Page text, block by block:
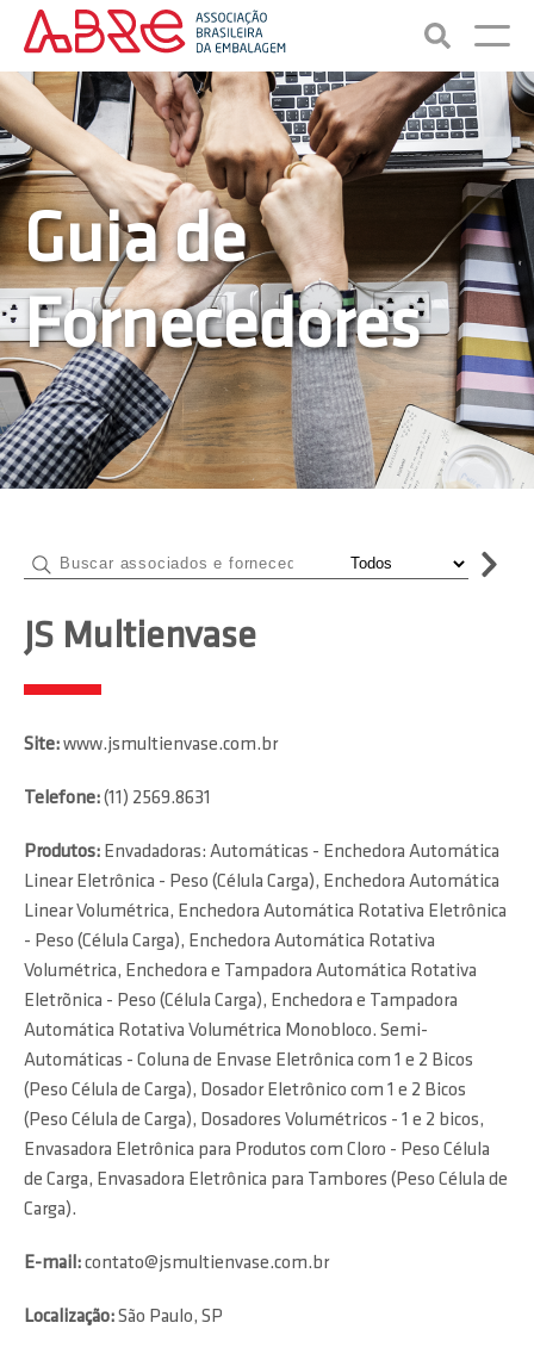
Guia de
Fornecedores
JS Multienvase
Site:www.jsmultienvase.com.br
Telefone:(11) 2569.8631
Produtos: Envadadoras: Automáticas - Enchedora Automática
Linear Eletrônica - Peso (Célula Carga), Enchedora Automática
Linear Volumétrica, Enchedora Automática Rotativa Eletrônica
- Peso (Célula Carga), Enchedora Automática Rotativa
Volumétrica, Enchedora e Tampadora Automática Rotativa
Eletrõnica - Peso (Célula Carga), Enchedora e Tampadora
Automática Rotativa Volumétrica Monobloco. Semi-
Automáticas - Coluna de Envase Eletrônica com 1 e 2 Bicos
(Peso Célula de Carga), Dosador Eletrônico com 1 e 2 Bicos
(Peso Célula de Carga), Dosadores Volumétricos - 1 e 2 bicos,
Envasadora Eletrônica para Produtos com Cloro - Peso Célula
de Carga, Envasadora Eletrônica para Tambores (Peso Célula de
Carga).
E-mail:contato@jsmultienvase.com.br
Localização:São Paulo, SP